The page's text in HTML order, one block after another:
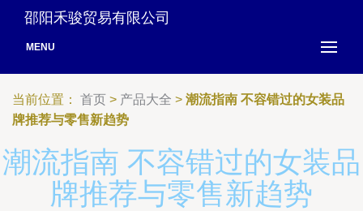
邵阳禾骏贸易有限公司
MENU
当前位置： 首页 > 产品大全 > 潮流指南 不容错过的女装品
牌推荐与零售新趋势
潮流指南 不容错过的女装品
牌推荐与零售新趋势